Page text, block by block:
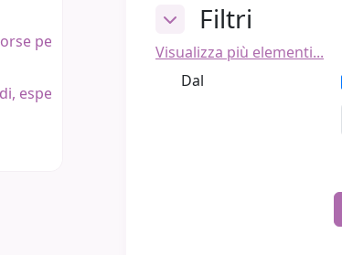
per l'inclusione
esperienze, idee per una scuola inclusiva
Filtri
Filtri Filtri
Visualizza più elementi...
Dal